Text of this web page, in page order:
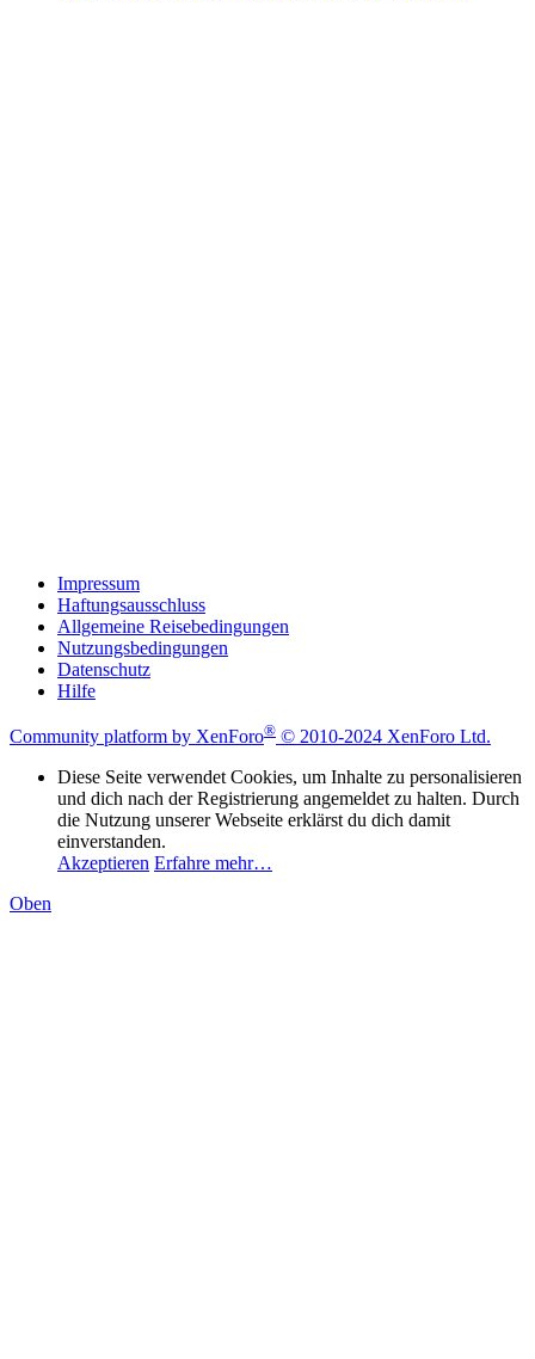
Impressum
Haftungsausschluss
Allgemeine Reisebedingungen
Nutzungsbedingungen
Datenschutz
Hilfe
Community platform by XenForo® © 2010-2024 XenForo Ltd.
Diese Seite verwendet Cookies, um Inhalte zu personalisieren
und dich nach der Registrierung angemeldet zu halten. Durch
die Nutzung unserer Webseite erklärst du dich damit
einverstanden.
Akzeptieren Erfahre mehr…
Oben